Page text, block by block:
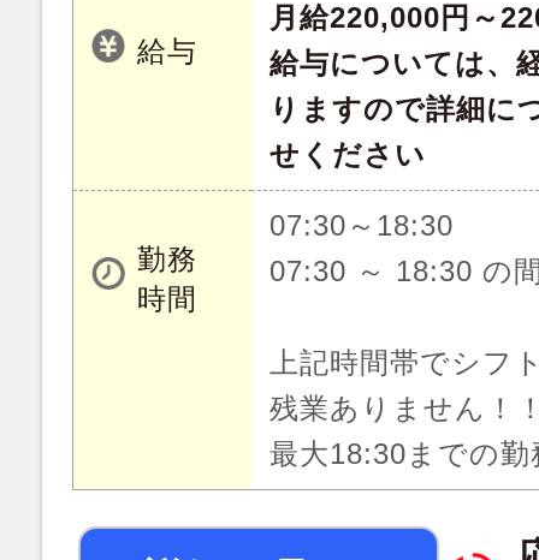
給与
月給220,000円～
給与については、
りますので詳細に
せください
勤務
時間
07:30～18:30
07:30 ～ 18:30 の
上記時間帯でシフ
残業ありません！
最大18:30までの勤